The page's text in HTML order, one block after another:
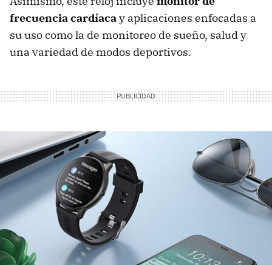
frecuencia cardíacay aplicaciones enfocadas a
su uso como la de monitoreo de sueño, salud y
una variedad de modos deportivos.